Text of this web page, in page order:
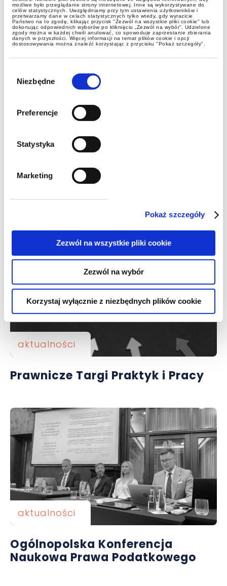
możliwe było przeglądanie strony internetowej. Inne są wykorzystywane do
celów statystycznych. Uwzględniamy przy tym ustawienia użytkowników i
przetwarzamy dane w celach statystycznych tylko wtedy, gdy wyrazicie
Państwo na to zgodę, klikając przycisk "Zezwól na wszystkie pliki cookie" lub
dokonując odpowiednich wyborów po kliknięciu „Zezwól na wybór”. Udzielone
zgody można w każdej chwili anulować, co spowoduje zaprzestanie zbierania
danych w przyszłości. Więcej informacji na temat plików cookie i opcji
dostosowywania można znaleźć korzystając z przycisku "Pokaż szczegóły".
zgody
Niezbędne
Preferencje
Statystyka
Marketing
Pokaż szczegóły
Zezwól na wszystkie pliki cookie
Zezwól na wybór
Korzystaj wyłącznie z niezbędnych plików cookie
Nowe zasady ustalania stażu
pracy - alert GWW
aktualności
Prawnicze Targi Praktyk i Pracy
aktualności
Ogólnopolska Konferencja
Naukowa Prawa Podatkowego